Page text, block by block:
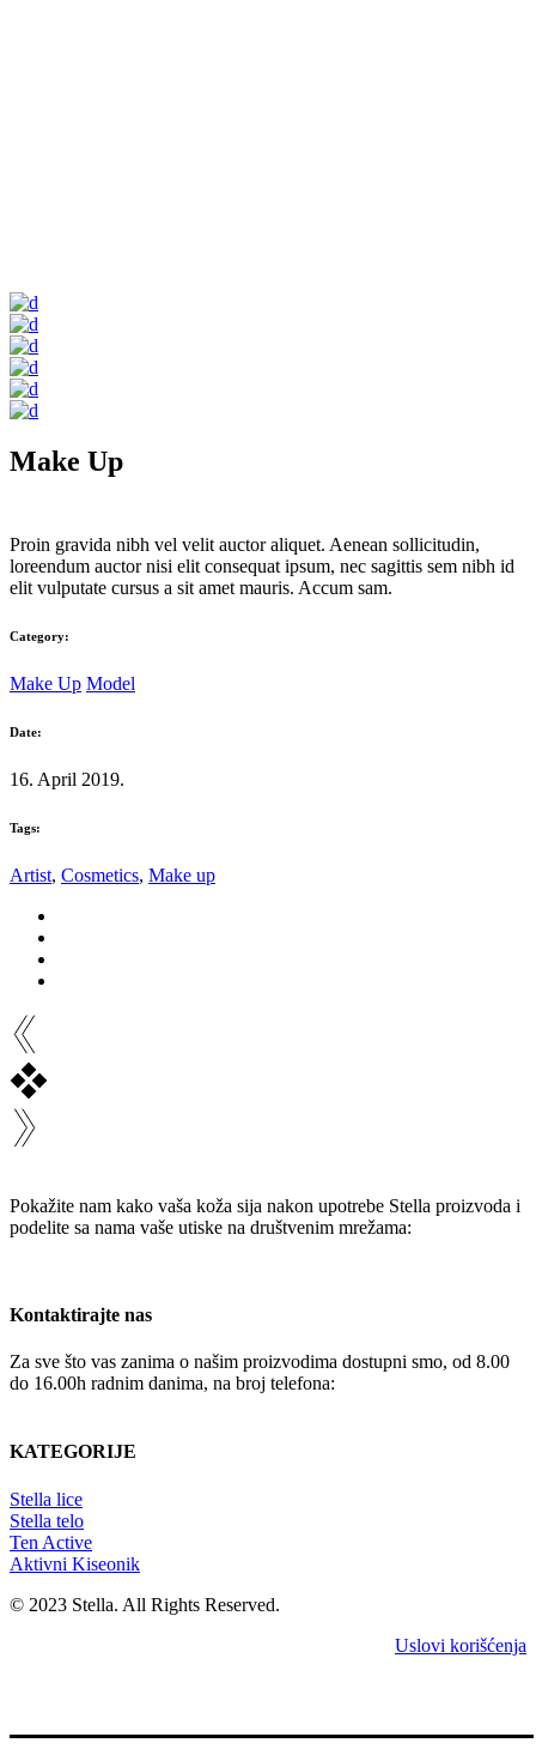
Make Up
Proin gravida nibh vel velit auctor aliquet. Aenean sollicitudin,
loreendum auctor nisi elit consequat ipsum, nec sagittis sem nibh id
elit vulputate cursus a sit amet mauris. Accum sam.
Category:
Make Up Model
Date:
16. April 2019.
Tags:
Artist, Cosmetics, Make up
Pokažite nam kako vaša koža sija nakon upotrebe Stella proizvoda i
podelite sa nama vaše utiske na društvenim mrežama:
Kontaktirajte nas
Za sve što vas zanima o našim proizvodima dostupni smo, od 8.00
do 16.00h radnim danima, na broj telefona:
KATEGORIJE
Stella lice
Stella telo
Ten Active
Aktivni Kiseonik
© 2023 Stella. All Rights Reserved.
Uslovi korišćenja